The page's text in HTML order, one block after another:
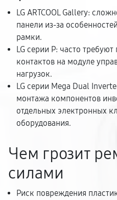
LG ARTCOOL Gallery:
панели из-за
рамки.
LG серии P: часто
контактов на модуле
нагрузок.
LG серии Mega Dual
монтажа компонентов
отдельных электронных
оборудования.
Чем грозит
силами
Риск повреждения